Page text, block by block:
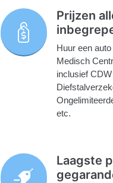
Prijzen
Huur een
Medisch
inclusief
etc.
Laagste